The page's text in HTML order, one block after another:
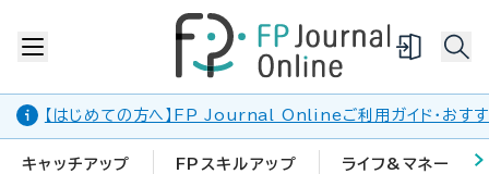
【はじめての方へ】FP Journal Onlineご利用ガイド・おす
キャッチアップ FPスキルアップ ライフ&マネー